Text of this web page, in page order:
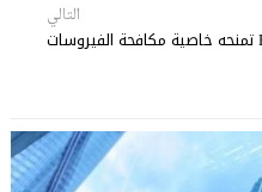
التالي